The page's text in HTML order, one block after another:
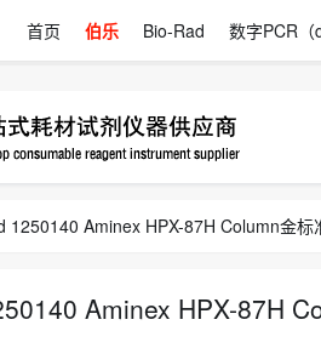
首页 伯乐 Bio-Rad 数字PCR（
1250140 Aminex HPX-87H Column金标
Aminex HPX-87H